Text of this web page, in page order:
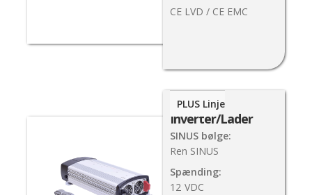
CE LVD / CE EMC
2000W
Inverter/Lader
SINUS bølge:
Ren SINUS
Spænding:
12 VDC
PLUS Linje